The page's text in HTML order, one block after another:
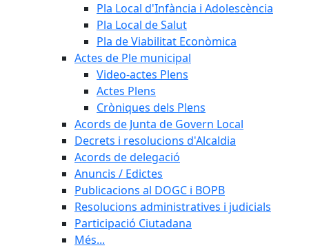
Pla Local d'Infància i Adolescència
Pla Local de Salut
Pla de Viabilitat Econòmica
Actes de Ple municipal
Video-actes Plens
Actes Plens
Cròniques dels Plens
Acords de Junta de Govern Local
Decrets i resolucions d'Alcaldia
Acords de delegació
Anuncis / Edictes
Publicacions al DOGC i BOPB
Resolucions administratives i judicials
Participació Ciutadana
Més...